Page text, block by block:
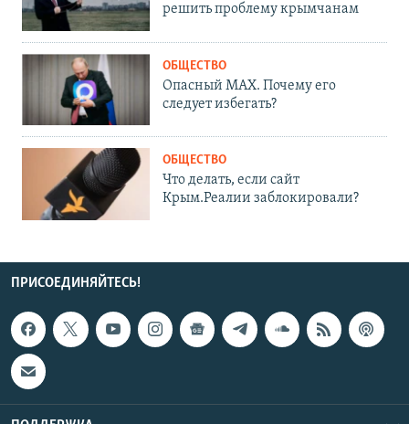
решить проблему крымчанам
ОБЩЕСТВО
Опасный MAX. Почему его
следует избегать?
ОБЩЕСТВО
Что делать, если сайт
Крым.Реалии заблокировали?
ПРИСОЕДИНЯЙТЕСЬ!